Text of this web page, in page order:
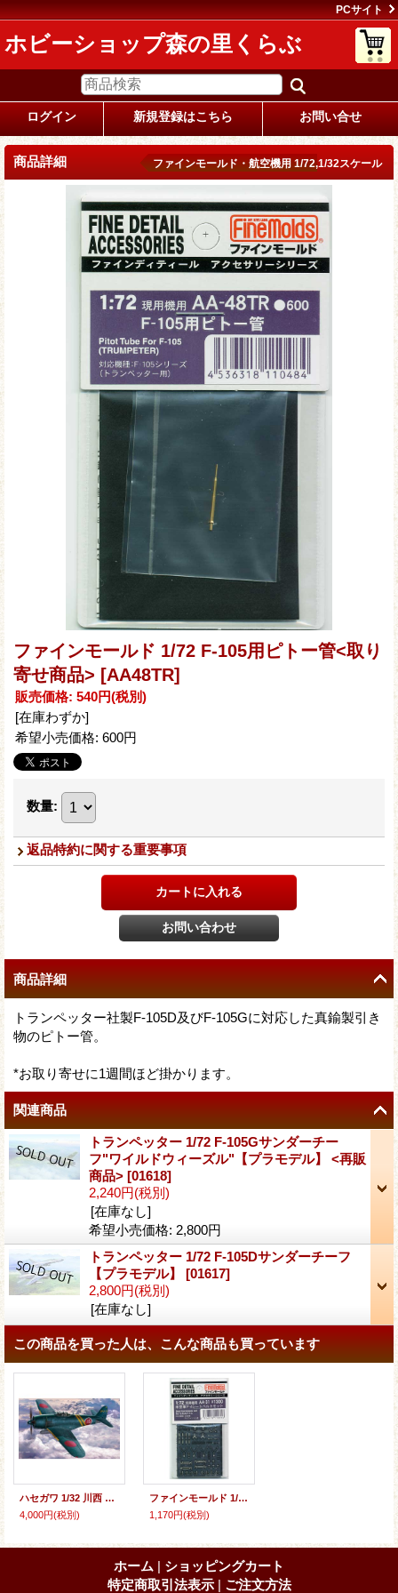
PCサイト
ホビーショップ森の里くらぶ
ログイン 新規登録はこちら お問い合せ
商品詳細 ファインモールド・航空機用 1/72,1/32スケール
ファインモールド 1/72 F-105用ピトー管<取り
寄せ商品> [AA48TR]
販売価格: 540円(税別)
[在庫わずか]
希望小売価格: 600円
数量:
返品特約に関する重要事項
商品詳細
トランペッター社製F-105D及びF-105Gに対応した真鍮製引き
物のピトー管。
*お取り寄せに1週間ほど掛かります。
関連商品
トランペッター 1/72 F-105Gサンダーチー
フ"ワイルドウィーズル"【プラモデル】 <再販
商品> [01618]
2,240円(税別)
[在庫なし]
希望小売価格: 2,800円
トランペッター 1/72 F-105Dサンダーチーフ
【プラモデル】 [01617]
2,800円(税別)
[在庫なし]
この商品を買った人は、こんな商品も買っています
ハセガワ 1/32 川西 N1K2-J 局地戦闘機 紫電改【プラモデル】
4,000円(税別)
ファインモールド 1/72 アメリカ空軍F-4シートベルトセット
1,170円(税別)
ホーム | ショッピングカート
特定商取引法表示 | ご注文方法